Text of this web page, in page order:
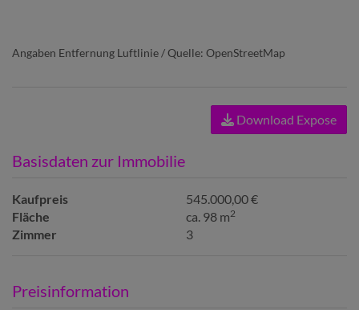
Angaben Entfernung Luftlinie / Quelle: OpenStreetMap
Download Expose
Basisdaten zur Immobilie
Kaufpreis
545.000,00 €
Fläche
ca. 98 m2
Zimmer 3
Preisinformation